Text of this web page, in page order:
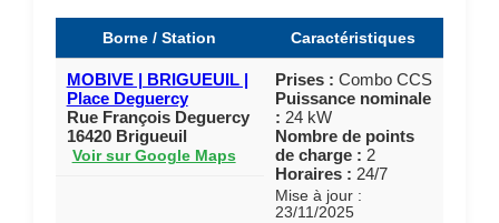
Borne / Station Caractéristiques
MOBIVE | BRIGUEUIL |
Place Deguercy
Rue François Deguercy
16420 Brigueuil
Voir sur Google Maps
Prises : Combo CCS
Puissance nominale
: 24 kW
Nombre de points
de charge : 2
Horaires : 24/7
Mise à jour :
23/11/2025